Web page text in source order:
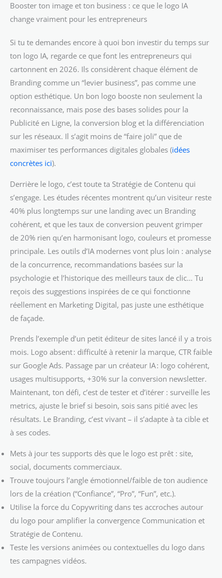
Booster ton image et ton business : ce que le logo IA
change vraiment pour les entrepreneurs
Si tu te demandes encore à quoi bon investir du temps sur
ton logo IA, regarde ce que font les entrepreneurs qui
cartonnent en 2026. Ils considèrent chaque élément de
Branding comme un “levier business”, pas comme une
option esthétique. Un bon logo booste non seulement la
reconnaissance, mais pose des bases solides pour la
Publicité en Ligne, la conversion blog et la différenciation
sur les réseaux. Il s’agit moins de “faire joli” que de
maximiser tes performances digitales globales (idées
concrètes ici).
Derrière le logo, c’est toute ta Stratégie de Contenu qui
s’engage. Les études récentes montrent qu’un visiteur reste
40% plus longtemps sur une landing avec un Branding
cohérent, et que les taux de conversion peuvent grimper
de 20% rien qu’en harmonisant logo, couleurs et promesse
principale. Les outils d’IA modernes vont plus loin : analyse
de la concurrence, recommandations basées sur la
psychologie et l’historique des meilleurs taux de clic… Tu
reçois des suggestions inspirées de ce qui fonctionne
réellement en Marketing Digital, pas juste une esthétique
de façade.
Prends l’exemple d’un petit éditeur de sites lancé il y a trois
mois. Logo absent : difficulté à retenir la marque, CTR faible
sur Google Ads. Passage par un créateur IA : logo cohérent,
usages multisupports, +30% sur la conversion newsletter.
Maintenant, ton défi, c’est de tester et d’itérer : surveille les
metrics, ajuste le brief si besoin, sois sans pitié avec les
résultats. Le Branding, c’est vivant – il s’adapte à ta cible et
à ses codes.
Mets à jour tes supports dès que le logo est prêt : site,
social, documents commerciaux.
Trouve toujours l’angle émotionnel/faible de ton audience
lors de la création (“Confiance”, “Pro”, “Fun”, etc.).
Utilise la force du Copywriting dans tes accroches autour
du logo pour amplifier la convergence Communication et
Stratégie de Contenu.
Teste les versions animées ou contextuelles du logo dans
tes campagnes vidéos.